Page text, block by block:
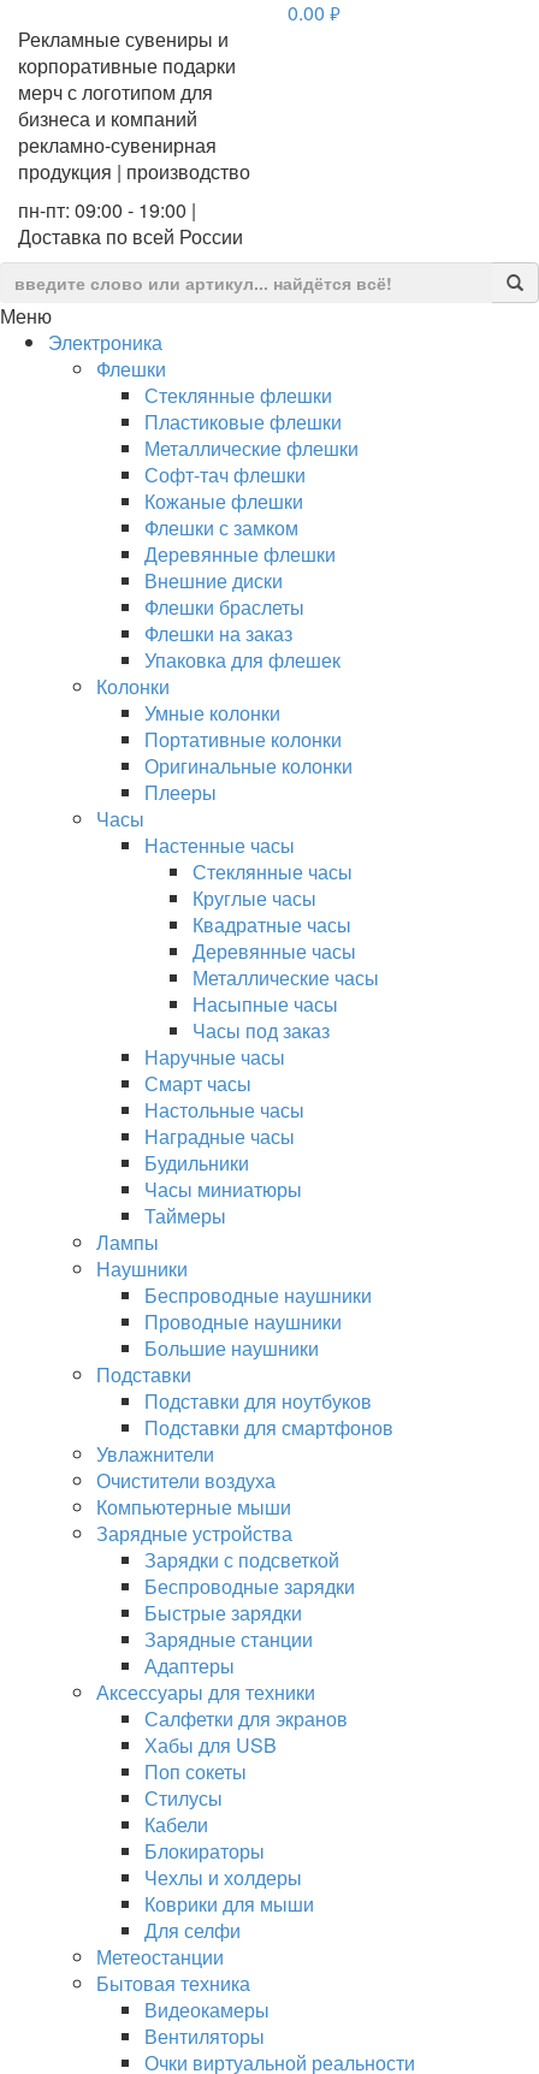
Рекламные сувениры и
корпоративные подарки
мерч с логотипом для
бизнеса и компаний
рекламно-сувенирная
продукция | производство
пн-пт: 09:00 - 19:00 |
Доставка по всей России
0.00 руб.
Меню
Электроника
Флешки
Стеклянные флешки
Пластиковые флешки
Металлические флешки
Софт-тач флешки
Кожаные флешки
Флешки с замком
Деревянные флешки
Внешние диски
Флешки браслеты
Флешки на заказ
Упаковка для флешек
Колонки
Умные колонки
Портативные колонки
Оригинальные колонки
Плееры
Часы
Настенные часы
Стеклянные часы
Круглые часы
Квадратные часы
Деревянные часы
Металлические часы
Насыпные часы
Часы под заказ
Наручные часы
Смарт часы
Настольные часы
Наградные часы
Будильники
Часы миниатюры
Таймеры
Лампы
Наушники
Беспроводные наушники
Проводные наушники
Большие наушники
Подставки
Подставки для ноутбуков
Подставки для смартфонов
Увлажнители
Очистители воздуха
Компьютерные мыши
Зарядные устройства
Зарядки с подсветкой
Беспроводные зарядки
Быстрые зарядки
Зарядные станции
Адаптеры
Аксессуары для техники
Салфетки для экранов
Хабы для USB
Поп сокеты
Стилусы
Кабели
Блокираторы
Чехлы и холдеры
Коврики для мыши
Для селфи
Метеостанции
Бытовая техника
Видеокамеры
Вентиляторы
Очки виртуальной реальности